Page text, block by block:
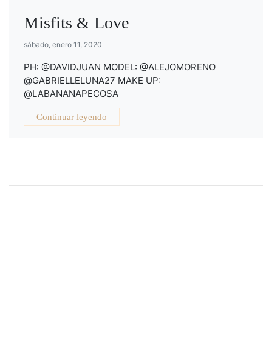
Misfits & Love
sábado, enero 11, 2020
PH: @DAVIDJUAN MODEL: @ALEJOMORENO
@GABRIELLELUNA27 MAKE UP:
@LABANANAPECOSA
Continuar leyendo